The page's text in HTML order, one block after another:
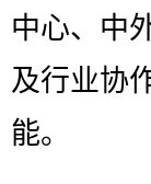
中心、中
及行业协
能。